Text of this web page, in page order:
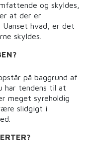
og skyldes,
at der er
hvad, er det
skyldes.
på baggrund af
har tendens til at
meget syreholdig
slidgigt i